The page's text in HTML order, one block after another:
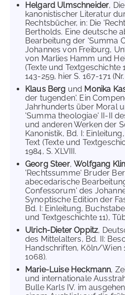
Helgard Ulmschneider,
kanonistischer Literatur
Rechtsbücher, in: Die
Bertholds. Eine deutsche
Bearbeitung der 'Summa
Johannes von Freiburg,
von Marlies Hamm und
(Texte und Textgeschichte
143-259, hier S. 167-171
Klaus Berg und Monika
der tugenden'. Ein
Jahrhunderts über Moral
'Summa theologiae' II-II
und anderen Werken der
Kanonistik, Bd. I:
Text (Texte und
1984, S. XLVIII.
Georg Steer,Wolfgang
'Rechtssumme' Bruder
abecedarische
Confessorum' des
Synoptische Edition der
Bd. I: Einleitung,
und Textgeschichte 11),
Ulrich-Dieter Oppitz,
des Mittelalters, Bd. II:
Handschriften, Köln/Wien
1068).
Marie-Luise Heckmann,
und internationale
Bulle Karls IV. im